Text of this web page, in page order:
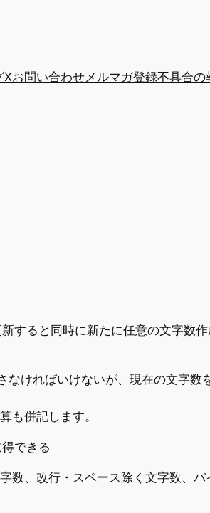
Xお問い合わせメルマガ登録不具合の
すると同時に新たに任意の文字数
ければいけないが、現在の文字数
も併記します。
できる
数、改行・スペース除く文字数、